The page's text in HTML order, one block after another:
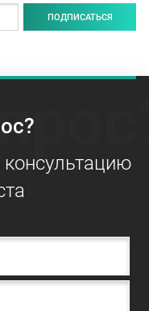
ПОДПИСАТЬСЯ